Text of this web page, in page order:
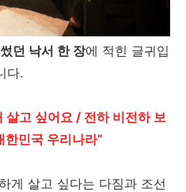
던 낙서 한 장에 적힌 글귀입
다.
살고 싶어요 / 전하 비전하 보
한민국 우리나라”
게 살고 싶다는 다짐과 조선